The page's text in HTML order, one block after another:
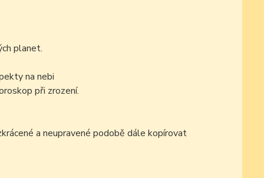
planet.
na nebi
při zrození.
a neupravené podobě dále kopírovat